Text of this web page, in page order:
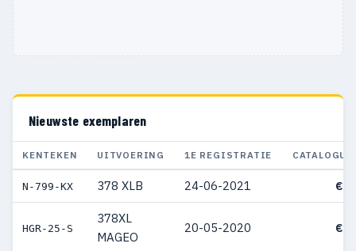
Nieuwste exemplaren
KENTEKEN UITVOERING 1E REGISTRATIE
N-799-KX 378 XLB 24-06-2021 €
HGR-25-S
378XL
MAGEO
20-05-2020 €